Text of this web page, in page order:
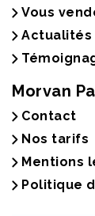
Vous
Actualités
Morvan
Contact
Nos tarifs
Mentions
Politique